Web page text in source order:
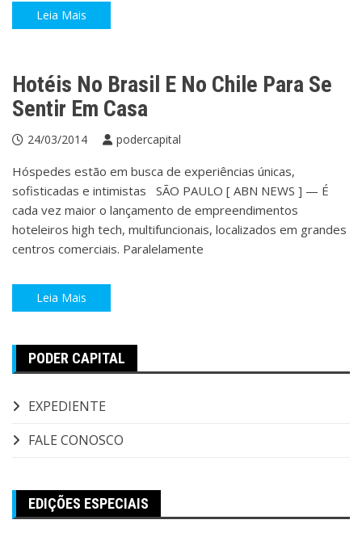
Leia Mais
ABN NEWS
Hotéis No Brasil E No Chile Para Se
Sentir Em Casa
24/03/2014 podercapital
Hóspedes estão em busca de experiências únicas,
sofisticadas e intimistas SÃO PAULO [ ABN NEWS ] — É
cada vez maior o lançamento de empreendimentos
hoteleiros high tech, multifuncionais, localizados em grandes
centros comerciais. Paralelamente
Leia Mais
PODER CAPITAL
EXPEDIENTE
FALE CONOSCO
EDIÇÕES ESPECIAIS